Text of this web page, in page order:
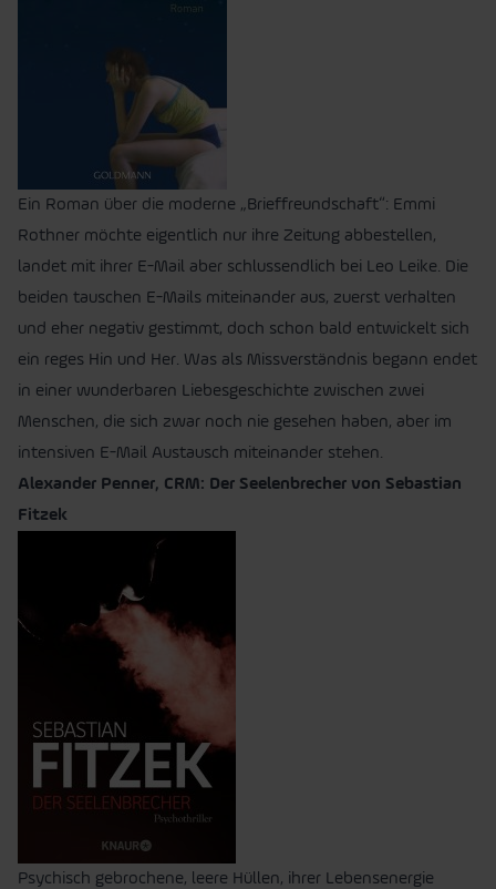
Ein Roman über die moderne „Brieffreundschaft“: Emmi
Rothner möchte eigentlich nur ihre Zeitung abbestellen,
landet mit ihrer E-Mail aber schlussendlich bei Leo Leike. Die
beiden tauschen E-Mails miteinander aus, zuerst verhalten
und eher negativ gestimmt, doch schon bald entwickelt sich
ein reges Hin und Her. Was als Missverständnis begann endet
in einer wunderbaren Liebesgeschichte zwischen zwei
Menschen, die sich zwar noch nie gesehen haben, aber im
intensiven E-Mail Austausch miteinander stehen.
Alexander Penner, CRM: Der Seelenbrecher von Sebastian
Fitzek
Psychisch gebrochene, leere Hüllen, ihrer Lebensenergie